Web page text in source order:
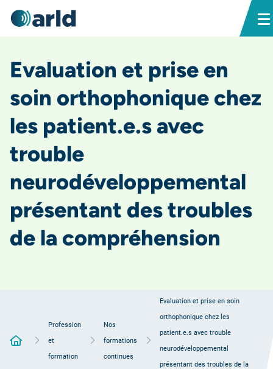
Evaluation et prise en
soin orthophonique chez
les patient.e.s avec
trouble
neurodéveloppemental
présentant des troubles
de la compréhension
Accueil
Profession
et
formation
Nos
formations
continues
Evaluation et prise en soin
orthophonique chez les
patient.e.s avec trouble
neurodéveloppemental
présentant des troubles de la